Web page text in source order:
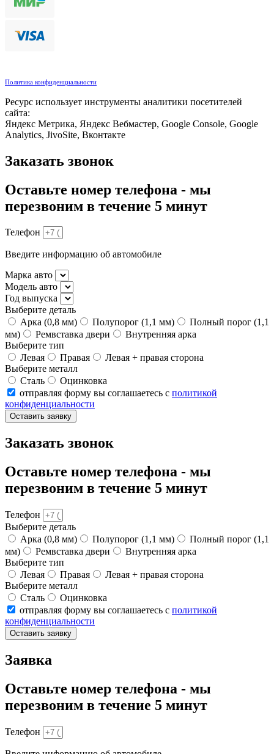
Политика конфиденциальности
Ресурс использует инструменты аналитики посетителей
сайта:
Яндекс Метрика, Яндекс Вебмастер, Google Console, Google
Analytics, JivoSite, Вконтакте
Заказать звонок
Оставьте номер телефона - мы
перезвоним в течение 5 минут
Телефон
Введите информацию об автомобиле
Марка авто
Модель авто
Год выпуска
Выберите деталь
Арка (0,8 мм)
Полупорог (1,1 мм)
Полный порог (1,1
мм)
Ремвставка двери
Внутренняя арка
Выберите тип
Левая
Правая
Левая + правая сторона
Выберите металл
Сталь
Оцинковка
отправляя форму вы соглашаетесь с политикой
конфиденциальности
Оставить заявку
Заказать звонок
Оставьте номер телефона - мы
перезвоним в течение 5 минут
Телефон
Выберите деталь
Арка (0,8 мм)
Полупорог (1,1 мм)
Полный порог (1,1
мм)
Ремвставка двери
Внутренняя арка
Выберите тип
Левая
Правая
Левая + правая сторона
Выберите металл
Сталь
Оцинковка
отправляя форму вы соглашаетесь с политикой
конфиденциальности
Оставить заявку
Заявка
Оставьте номер телефона - мы
перезвоним в течение 5 минут
Телефон